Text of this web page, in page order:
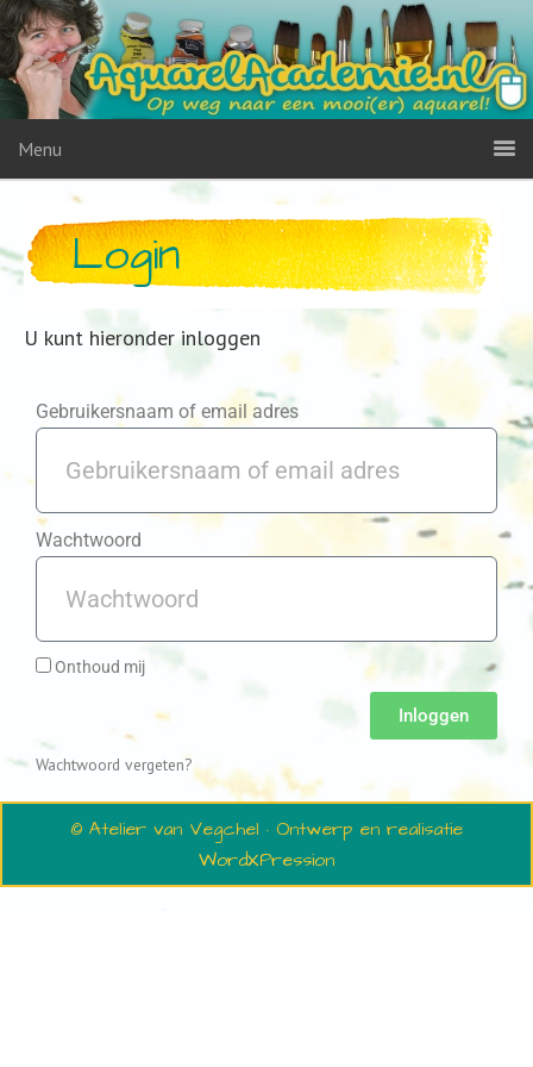
Menu
Login
U kunt hieronder inloggen
Gebruikersnaam of email adres
Wachtwoord
Onthoud mij
Inloggen
Wachtwoord vergeten?
© Atelier van Vegchel · Ontwerp en realisatie
WordXPression